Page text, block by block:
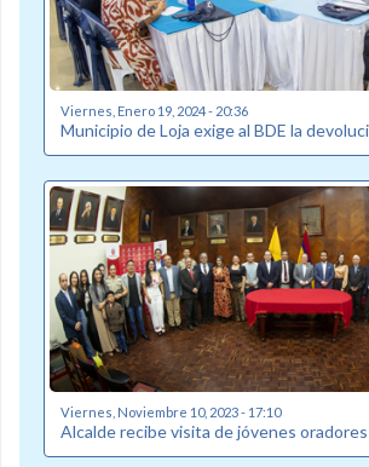
Viernes, Enero 19, 2024 - 20:36
Municipio de Loja exige al BDE la
Viernes, Noviembre 10, 2023 - 17:10
Alcalde recibe visita de jóvenes oradores